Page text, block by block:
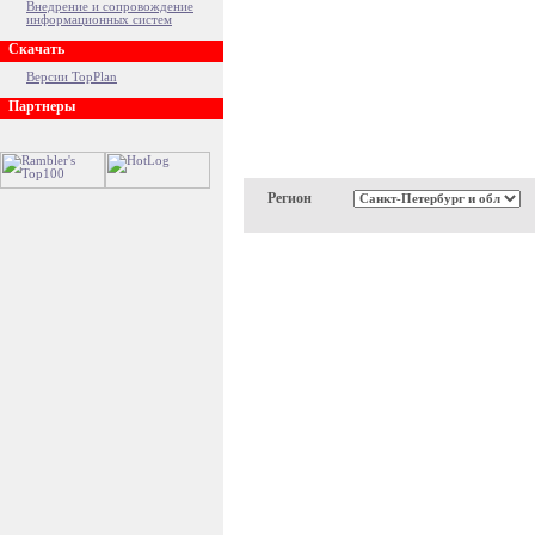
Внедрение и сопровождение
информационных систем
Скачать
Версии TopPlan
Партнеры
Регион